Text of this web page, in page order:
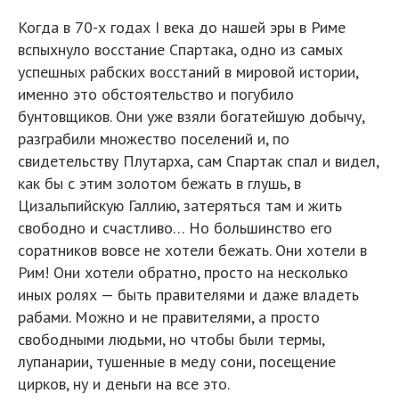
Когда в 70-х годах I века до нашей эры в Риме
вспыхнуло восстание Спартака, одно из самых
успешных рабских восстаний в мировой истории,
именно это обстоятельство и погубило
бунтовщиков. Они уже взяли богатейшую добычу,
разграбили множество поселений и, по
свидетельству Плутарха, сам Спартак спал и видел,
как бы с этим золотом бежать в глушь, в
Цизальпийскую Галлию, затеряться там и жить
свободно и счастливо… Но большинство его
соратников вовсе не хотели бежать. Они хотели в
Рим! Они хотели обратно, просто на несколько
иных ролях — быть правителями и даже владеть
рабами. Можно и не правителями, а просто
свободными людьми, но чтобы были термы,
лупанарии, тушенные в меду сони, посещение
цирков, ну и деньги на все это.